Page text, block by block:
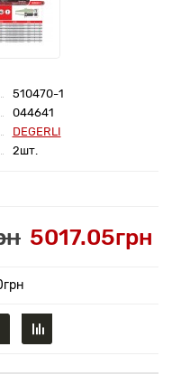
510470-1
044641
DEGERLI
2шт.
5017.05грн